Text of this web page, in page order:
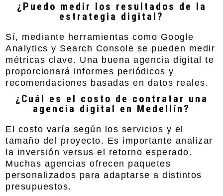
¿Puedo medir los resultados de la
estrategia digital?
Sí, mediante herramientas como Google
Analytics y Search Console se pueden medir
métricas clave. Una buena agencia digital te
proporcionará informes periódicos y
recomendaciones basadas en datos reales.
¿Cuál es el costo de contratar una
agencia digital en Medellín?
El costo varía según los servicios y el
tamaño del proyecto. Es importante analizar
la inversión versus el retorno esperado.
Muchas agencias ofrecen paquetes
personalizados para adaptarse a distintos
presupuestos.